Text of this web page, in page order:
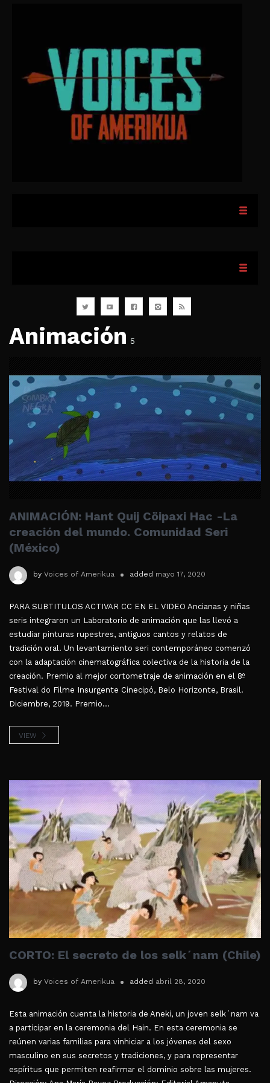
Animación 5
ANIMACIÓN: Hant Quij Cöipaxi Hac -La
creación del mundo. Comunidad Seri
(México)
by Voices of Amerikua added mayo 17, 2020
PARA SUBTITULOS ACTIVAR CC EN EL VIDEO Ancianas y niñas
seris integraron un Laboratorio de animación que las llevó a
estudiar pinturas rupestres, antiguos cantos y relatos de
tradición oral. Un levantamiento seri contemporáneo comenzó
con la adaptación cinematográfica colectiva de la historia de la
creación. Premio al mejor cortometraje de animación en el 8º
Festival do Filme Insurgente Cinecipó, Belo Horizonte, Brasil.
Diciembre, 2019. Premio...
VIEW
CORTO: El secreto de los selk´nam (Chile)
by Voices of Amerikua added abril 28, 2020
Esta animación cuenta la historia de Aneki, un joven selk´nam va
a participar en la ceremonia del Hain. En esta ceremonia se
reúnen varias familias para vinhiciar a los jóvenes del sexo
masculino en sus secretos y tradiciones, y para representar
espíritus que permiten reafirmar el dominio sobre las mujeres.